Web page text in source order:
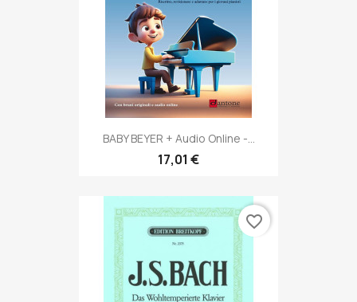
BABY BEYER + Audio Online -...
17,01 €
favorite_border